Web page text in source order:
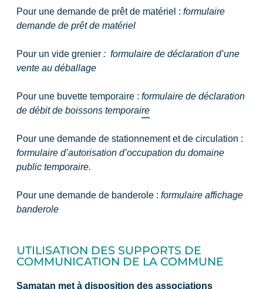
Pour une demande de prêt de matériel : formulaire
demande de prêt de matériel
Pour un vide grenier : formulaire de déclaration d’une
vente au déballage
Pour une buvette temporaire : formulaire de déclaration
de débit de boissons temporaire
Pour une demande de stationnement et de circulation :
formulaire d’autorisation d’occupation du domaine
public temporaire.
Pour une demande de banderole : formulaire affichage
banderole
UTILISATION DES SUPPORTS DE
COMMUNICATION DE LA COMMUNE
Samatan met à disposition des associations